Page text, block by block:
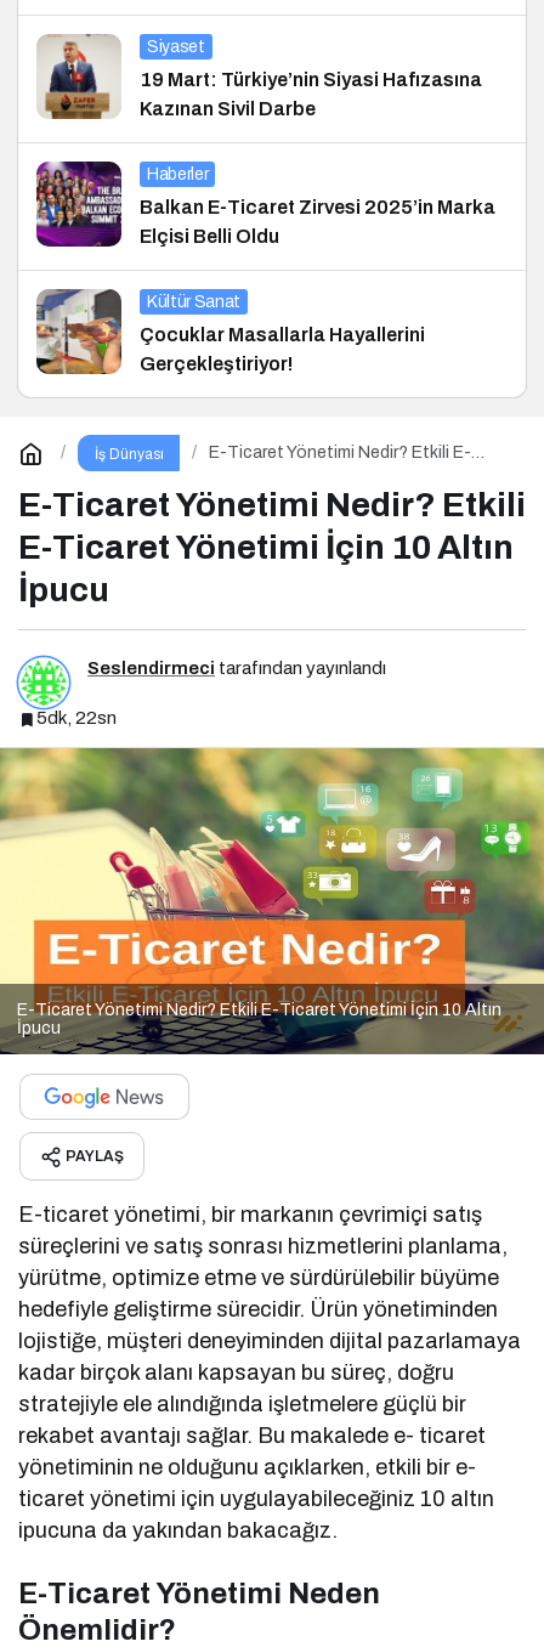
Siyaset
19 Mart: Türkiye’nin Siyasi Hafızasına
Kazınan Sivil Darbe
Haberler
Balkan E-Ticaret Zirvesi 2025’in Marka
Elçisi Belli Oldu
Kültür Sanat
Çocuklar Masallarla Hayallerini
Gerçekleştiriyor!
İş Dünyası
E-Ticaret Yönetimi Nedir? Etkili E-
E-Ticaret Yönetimi Nedir? Etkili
E-Ticaret Yönetimi İçin 10 Altın
İpucu
Seslendirmeci tarafından yayınlandı
5dk, 22sn
E-Ticaret Yönetimi Nedir? Etkili E-Ticaret Yönetimi İçin 10 Altın
İpucu
PAYLAŞ
E-ticaret yönetimi, bir markanın çevrimiçi satış
süreçlerini ve satış sonrası hizmetlerini planlama,
yürütme, optimize etme ve sürdürülebilir büyüme
hedefiyle geliştirme sürecidir. Ürün yönetiminden
lojistiğe, müşteri deneyiminden dijital pazarlamaya
kadar birçok alanı kapsayan bu süreç, doğru
stratejiyle ele alındığında işletmelere güçlü bir
rekabet avantajı sağlar. Bu makalede e- ticaret
yönetiminin ne olduğunu açıklarken, etkili bir e-
ticaret yönetimi için uygulayabileceğiniz 10 altın
ipucuna da yakından bakacağız.
E-Ticaret Yönetimi Neden
Önemlidir?